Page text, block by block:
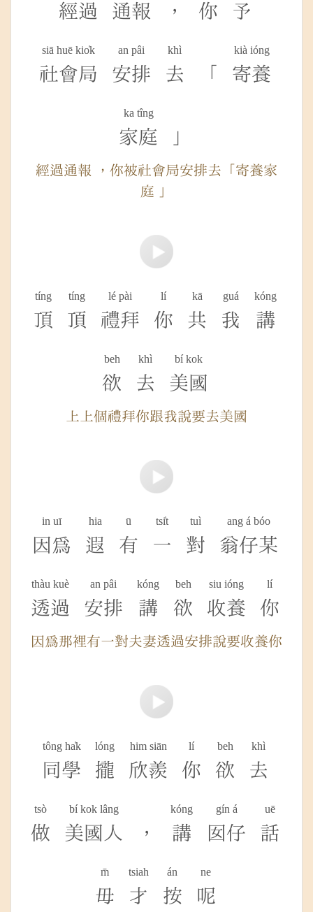
經過 通報 ， 你 予
siā huē kio̍k
社會局
an pâi
安排
khì
去
kià ióng
寄養
ka tîng
家庭 」
經過通報 ，你被社會局安排去「寄養家
庭 」
tíng
頂
tíng
頂
lé pài
禮拜
lí
你
kā
共
guá
我
kóng
講
beh
欲
khì
去
bí kok
美國
上上個禮拜你跟我說要去美國
in uī
因為
hia
遐
ū
有
tsi̍t
一
tuì
對
ang á bóo
翁仔某
thàu kuè
透過
an pâi
安排
kóng
講
beh
欲
siu ióng
收養
lí
你
因為那裡有一對夫妻透過安排說要收養你
tông ha̍k
同學
lóng
攏
him siān
欣羨
lí
你
beh
欲
khì
去
tsò
做
bí kok lâng
美國人 ，
kóng
講
gín á
囡仔
uē
話
m̄
毋
tsiah
才
án
按
ne
呢